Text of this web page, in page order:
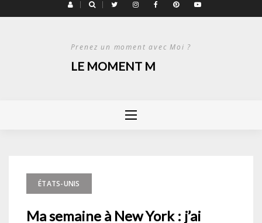
Prenez un moment avec Moi ?
LE MOMENT M
ÉTATS-UNIS
Ma semaine à New York : j’ai